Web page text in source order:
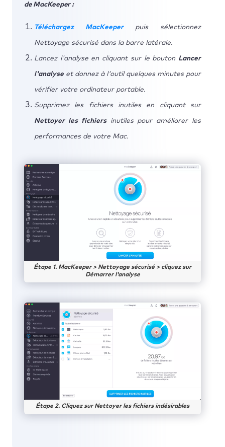
de MacKeeper :
Téléchargez MacKeeperpuis sélectionnez
Nettoyage sécurisé dans la barre latérale.
Lancez l'analyse en cliquant sur le bouton Lancer
l'analyse et donnez à l'outil quelques minutes pour
vérifier votre ordinateur portable.
Supprimez les fichiers inutiles en cliquant sur
Nettoyer les fichiersinutiles pour améliorer les
performances de votre Mac.
Étape 1. MacKeeper > Nettoyage sécurisé > cliquez sur
Démarrer l'analyse
Étape 2. Cliquez sur Nettoyer les fichiers indésirables